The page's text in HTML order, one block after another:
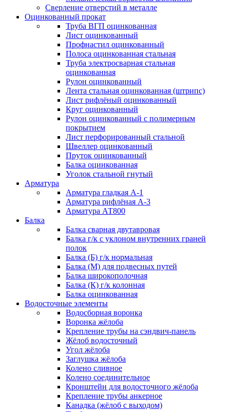
Сверление отверстий в металле
Оцинкованный прокат
Труба ВГП оцинкованная
Лист оцинкованный
Профнастил оцинкованный
Полоса оцинкованная стальная
Труба электросварная стальная
оцинкованная
Рулон оцинкованный
Лента стальная оцинкованная (штрипс)
Лист рифлёный оцинкованный
Круг оцинкованный
Рулон оцинкованный с полимерным
покрытием
Лист перфорированный стальной
Швеллер оцинкованный
Пруток оцинкованный
Балка оцинкованная
Уголок стальной гнутый
Арматура
Арматура гладкая А-1
Арматура рифлёная А-3
Арматура АТ800
Балка
Балка сварная двутавровая
Балка г/к с уклоном внутренних граней
полок
Балка (Б) г/к нормальная
Балка (М) для подвесных путей
Балка широкополочная
Балка (К) г/к колонная
Балка оцинкованная
Водосточные элементы
Водосборная воронка
Воронка жёлоба
Крепление трубы на сэндвич-панель
Жёлоб водосточный
Угол жёлоба
Заглушка жёлоба
Колено сливное
Колено соединительное
Кронштейн для водосточного жёлоба
Крепление трубы анкерное
Канадка (жёлоб с выходом)